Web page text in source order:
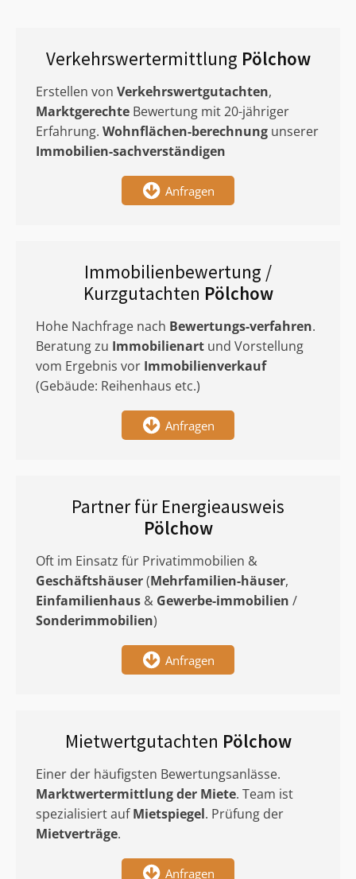
Verkehrswertermittlung Pölchow
Erstellen von Verkehrswertgutachten,
Marktgerechte Bewertung mit 20-jähriger
Erfahrung. Wohnflächen-berechnung unserer
Immobilien-sachverständigen
Anfragen
Immobilienbewertung /
Kurzgutachten Pölchow
Hohe Nachfrage nach Bewertungs-verfahren.
Beratung zu Immobilienart und Vorstellung
vom Ergebnis vor Immobilienverkauf
(Gebäude: Reihenhaus etc.)
Anfragen
Partner für Energieausweis
Pölchow
Oft im Einsatz für Privatimmobilien &
Geschäftshäuser(Mehrfamilien-häuser,
Einfamilienhaus & Gewerbe-immobilien /
Sonderimmobilien)
Anfragen
Mietwertgutachten Pölchow
Einer der häufigsten Bewertungsanlässe.
Marktwertermittlungder Miete. Team ist
spezialisiert aufMietspiegel. Prüfung der
Mietverträge.
Anfragen